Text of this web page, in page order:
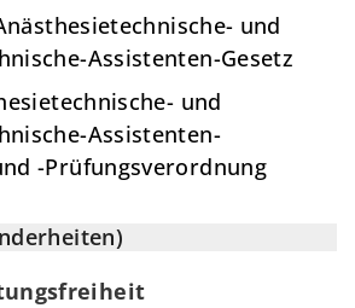
und
Assistenten-Gesetz
und
Assistenten-
-Prüfungsverordnung